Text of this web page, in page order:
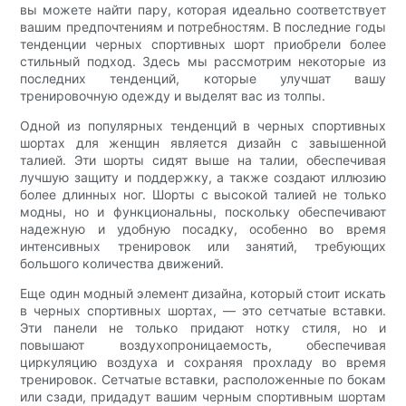
вы можете найти пару, которая идеально соответствует
вашим предпочтениям и потребностям. В последние годы
тенденции черных спортивных шорт приобрели более
стильный подход. Здесь мы рассмотрим некоторые из
последних тенденций, которые улучшат вашу
тренировочную одежду и выделят вас из толпы.
Одной из популярных тенденций в черных спортивных
шортах для женщин является дизайн с завышенной
талией. Эти шорты сидят выше на талии, обеспечивая
лучшую защиту и поддержку, а также создают иллюзию
более длинных ног. Шорты с высокой талией не только
модны, но и функциональны, поскольку обеспечивают
надежную и удобную посадку, особенно во время
интенсивных тренировок или занятий, требующих
большого количества движений.
Еще один модный элемент дизайна, который стоит искать
в черных спортивных шортах, — это сетчатые вставки.
Эти панели не только придают нотку стиля, но и
повышают воздухопроницаемость, обеспечивая
циркуляцию воздуха и сохраняя прохладу во время
тренировок. Сетчатые вставки, расположенные по бокам
или сзади, придадут вашим черным спортивным шортам